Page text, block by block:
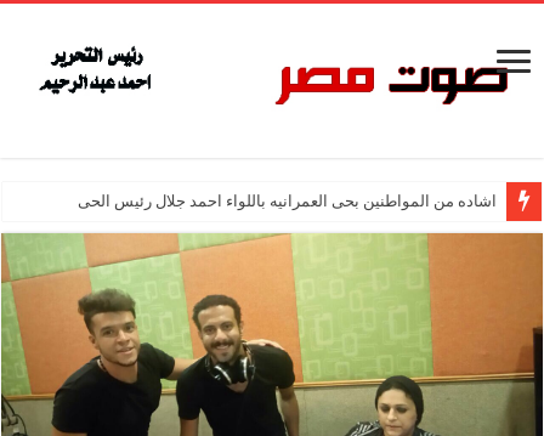
اشاده من المواطنين بحى العمرانيه باللواء احمد جلال رئيس الحى